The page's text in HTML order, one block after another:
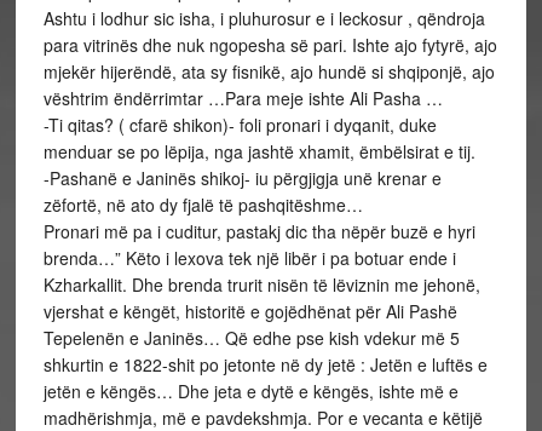
Ashtu i lodhur sic isha, i pluhurosur e i leckosur , qëndroja
para vitrinës dhe nuk ngopesha së pari. Ishte ajo fytyrë, ajo
mjekër hijerëndë, ata sy fisnikë, ajo hundë si shqiponjë, ajo
vështrim ëndërrimtar …Para meje ishte Ali Pasha …
-Ti qitas? ( cfarë shikon)- foli pronari i dyqanit, duke
menduar se po lëpija, nga jashtë xhamit, ëmbëlsirat e tij.
-Pashanë e Janinës shikoj- iu përgjigja unë krenar e
zëfortë, në ato dy fjalë të pashqitëshme…
Pronari më pa i cuditur, pastakj dic tha nëpër buzë e hyri
brenda…” Këto i lexova tek një libër i pa botuar ende i
Kzharkallit. Dhe brenda trurit nisën të lëviznin me jehonë,
vjershat e këngët, historitë e gojëdhënat për Ali Pashë
Tepelenën e Janinës… Që edhe pse kish vdekur më 5
shkurtin e 1822-shit po jetonte në dy jetë : Jetën e luftës e
jetën e këngës… Dhe jeta e dytë e këngës, ishte më e
madhërishmja, më e pavdekshmja. Por e vecanta e këtijë